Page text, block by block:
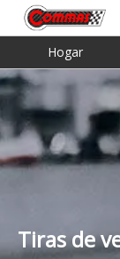
Hogar
Tiras de